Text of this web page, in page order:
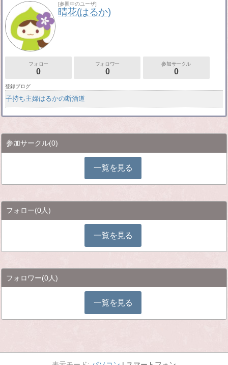
[参照中のユーザ]
晴花(はるか)
フォロー
0
フォロワー
0
参加サークル
0
登録ブログ
子持ち主婦はるかの断酒道
参加サークル(0)
一覧を見る
フォロー(0人)
一覧を見る
フォロワー(0人)
一覧を見る